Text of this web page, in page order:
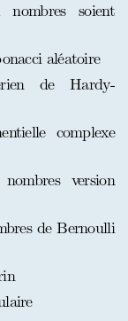
soient
aléatoire
de Hardy-
complexe
version
de Bernoulli